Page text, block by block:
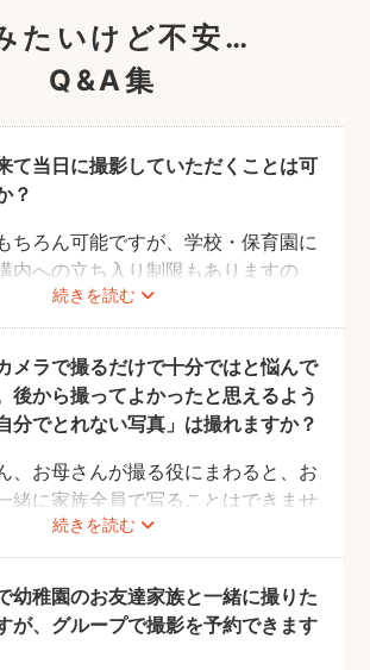
たいけど不安…
Q&A集
て当日に撮影していただくことは可
？
続きを読む
ちろん可能ですが、学校・保育園に
内への立ち入り制限もありますの
にご確認をお願いいたします。
メラで撮るだけで十分ではと悩んで
後から撮ってよかったと思えるよう
分でとれない写真」は撮れますか？
続きを読む
、お母さんが撮る役にまわると、お
緒に家族全員で写ることはできませ
ロの機材や構図ならではのクオリテ
ます。
20年後に見返して、撮ってよかっ
ていただける写真をお届けします。
幼稚園のお友達家族と一緒に撮りた
が、グループで撮影を予約できます